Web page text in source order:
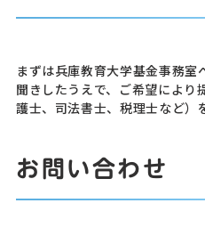
まずは兵庫教育大学基金事務室
聞きしたうえで、ご希望により
護士、司法書士、税理士など）
お問い合わせ